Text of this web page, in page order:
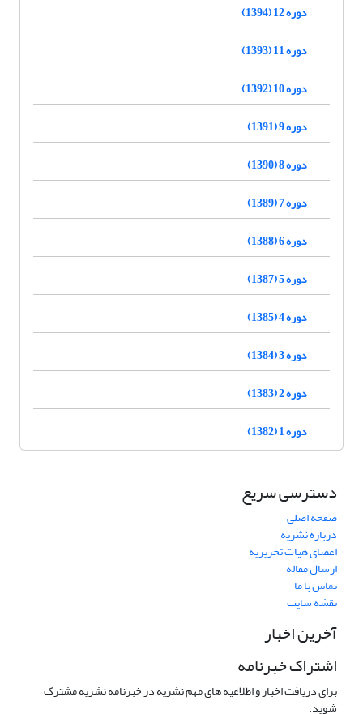
دوره 12 (1394)
دوره 11 (1393)
دوره 10 (1392)
دوره 9 (1391)
دوره 8 (1390)
دوره 7 (1389)
دوره 6 (1388)
دوره 5 (1387)
دوره 4 (1385)
دوره 3 (1384)
دوره 2 (1383)
دوره 1 (1382)
دسترسی سریع
صفحه اصلی
درباره نشریه
اعضای هیات تحریریه
ارسال مقاله
تماس با ما
نقشه سایت
آخرین اخبار
اشتراک خبرنامه
برای دریافت اخبار و اطلاعیه های مهم نشریه در خبرنامه نشریه مشترک
شوید.